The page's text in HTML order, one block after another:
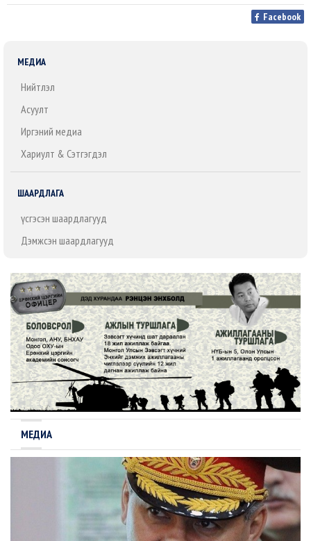
Facebook
МЕДИА
Нийтлэл
Асуулт
Иргэний медиа
Хариулт & Сэтгэгдэл
ШААРДЛАГА
Үүсгэсэн шаардлагууд
Дэмжсэн шаардлагууд
МЕДИА